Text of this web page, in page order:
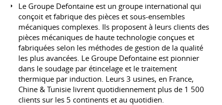
Le Groupe Defontaine est un groupe international qui
conçoit et fabrique des pièces et sous-ensembles
mécaniques complexes. Ils proposent à leurs clients des
pièces mécaniques de haute technologie conçues et
fabriquées selon les méthodes de gestion de la qualité
les plus avancées. Le Groupe Defontaine est pionnier
dans le soudage par étincelage et le traitement
thermique par induction. Leurs 3 usines, en France,
Chine & Tunisie livrent quotidiennement plus de 1 500
clients sur les 5 continents et au quotidien.